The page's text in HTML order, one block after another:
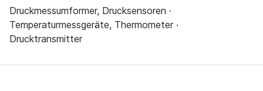
Druckmessumformer, Drucksensoren ·
Temperaturmessgeräte, Thermometer ·
Drucktransmitter